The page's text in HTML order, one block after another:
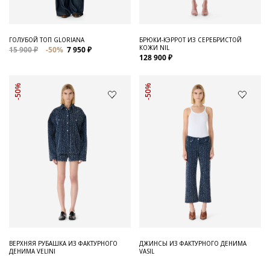
ГОЛУБОЙ ТОП GLORIANA
15 900 ₽ -50% 7 950 ₽
БРЮКИ-КЭРРОТ ИЗ СЕРЕБРИСТОЙ
КОЖИ NIL
128 900 ₽
-50%
ВЕРХНЯЯ РУБАШКА ИЗ ФАКТУРНОГО
ДЕНИМА VELINI
-50%
ДЖИНСЫ ИЗ ФАКТУРНОГО ДЕНИМА
VASIL